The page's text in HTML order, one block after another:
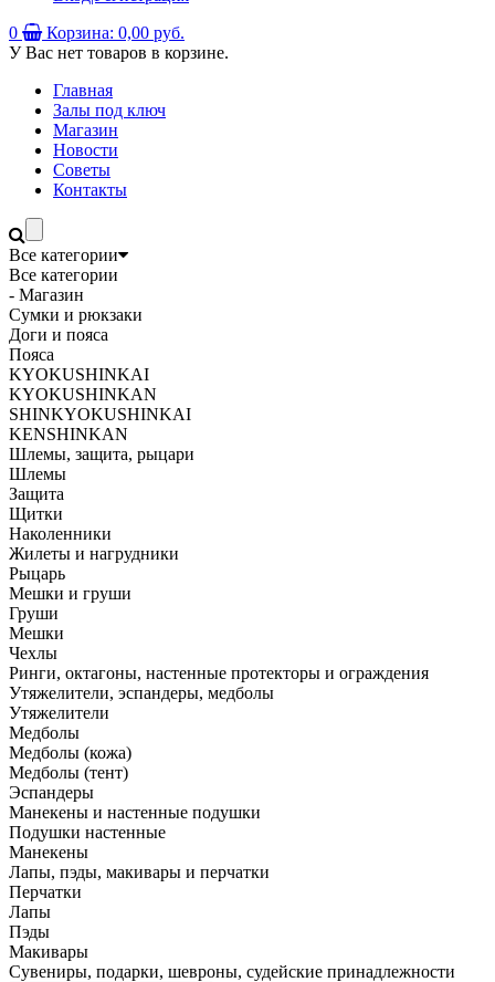
0
Корзина: 0,00 руб.
У Вас нет товаров в корзине.
Главная
Залы под ключ
Магазин
Новости
Советы
Контакты
Все категории
Все категории
- Магазин
Сумки и рюкзаки
Доги и пояса
Пояса
KYOKUSHINKAI
KYOKUSHINKAN
SHINKYOKUSHINKAI
KENSHINKAN
Шлемы, защита, рыцари
Шлемы
Защита
Щитки
Наколенники
Жилеты и нагрудники
Рыцарь
Мешки и груши
Груши
Мешки
Чехлы
Ринги, октагоны, настенные протекторы и ограждения
Утяжелители, эспандеры, медболы
Утяжелители
Медболы
Медболы (кожа)
Медболы (тент)
Эспандеры
Манекены и настенные подушки
Подушки настенные
Манекены
Лапы, пэды, макивары и перчатки
Перчатки
Лапы
Пэды
Макивары
Сувениры, подарки, шевроны, судейские принадлежности